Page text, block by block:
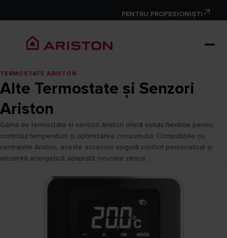
PENTRU PROFESIONIȘTI
TERMOSTATE ARISTON
Alte Termostate și Senzori
Ariston
Gama de termostate și senzori Ariston oferă soluții flexibile pentru
controlul temperaturii și optimizarea consumului. Compatibile cu
centralele Ariston, aceste accesorii asigură confort personalizat și
eficiență energetică adaptată nevoilor zilnice.​